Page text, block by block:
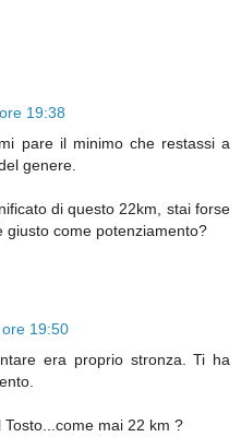
19:38
pare il minimo che restassi a
genere.
di questo 22km, stai forse
giusto come potenziamento?
19:50
era proprio stronza. Ti ha
mai 22 km ?